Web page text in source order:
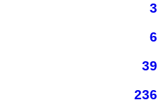
3
6
39
236